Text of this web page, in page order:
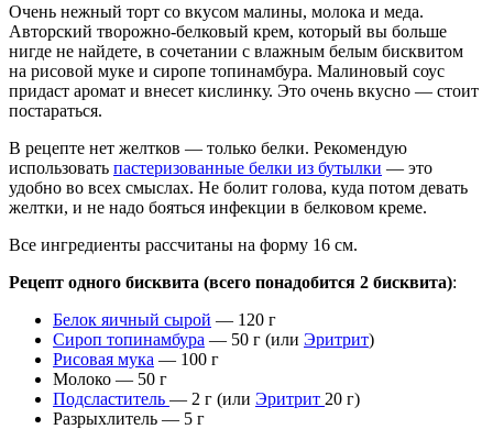
Очень нежный торт со вкусом малины, молока и меда.
Авторский творожно-белковый крем, который вы больше
нигде не найдете, в сочетании с влажным белым бисквитом
на рисовой муке и сиропе топинамбура. Малиновый соус
придаст аромат и внесет кислинку. Это очень вкусно — стоит
постараться.
В рецепте нет желтков — только белки. Рекомендую
использовать пастеризованные белки из бутылки — это
удобно во всех смыслах. Не болит голова, куда потом девать
желтки, и не надо бояться инфекции в белковом креме.
Все ингредиенты рассчитаны на форму 16 см.
Рецепт одного бисквита (всего понадобится 2 бисквита):
Белок яичный сырой — 120 г
Сироп топинамбура — 50 г (или Эритрит)
Рисовая мука — 100 г
Молоко — 50 г
Подсластитель — 2 г (или Эритрит 20 г)
Разрыхлитель — 5 г